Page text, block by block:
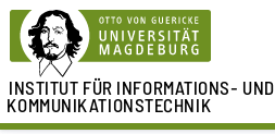
INSTITUT FÜRINFORMATIONS- UND
KOMMUNIKATIONSTECHNIK